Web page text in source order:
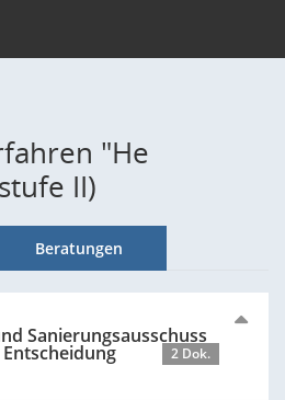
"He
II)
Beratungen
Sanierungsausschuss
2 Dok.